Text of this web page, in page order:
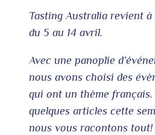
Tasting Australia revient à
du 5 au 14 avril.
Avec une panoplie
nous avons choisi des
qui ont un thème
quelques articles cette
nous vous racontons tout!